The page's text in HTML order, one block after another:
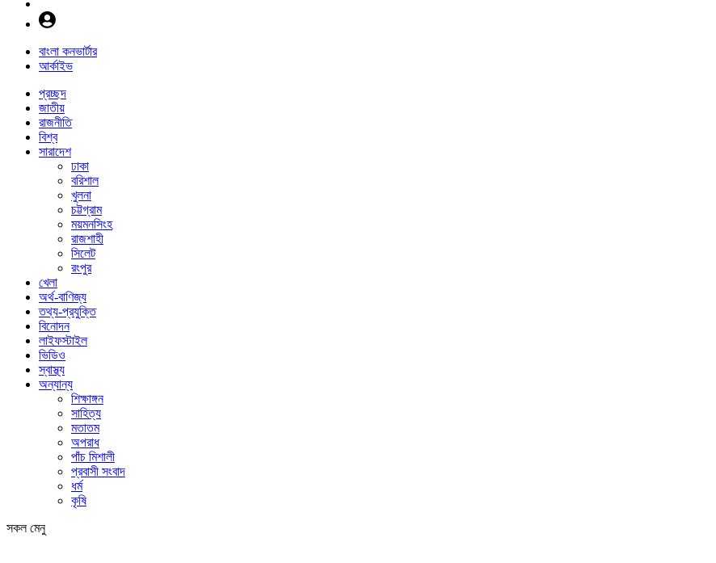
বাংলা কনভার্টার
আর্কাইভ
প্রচ্ছদ
জাতীয়
রাজনীতি
বিশ্ব
সারাদেশ
ঢাকা
বরিশাল
খুলনা
চট্টগ্রাম
ময়মনসিংহ
রাজশাহী
সিলেট
রংপুর
খেলা
অর্থ-বাণিজ্য
তথ্য-প্রযুক্তি
বিনোদন
লাইফস্টাইল
ভিডিও
স্বাস্থ্য
অন্যান্য
শিক্ষাঙ্গন
সাহিত্য
মতাতম
অপরাধ
পাঁচ মিশালী
প্রবাসী সংবাদ
ধর্ম
কৃষি
সকল মেনু